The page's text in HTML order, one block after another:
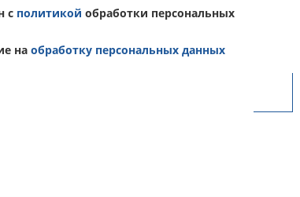
с политикой обработки персональных
на обработку персональных данных